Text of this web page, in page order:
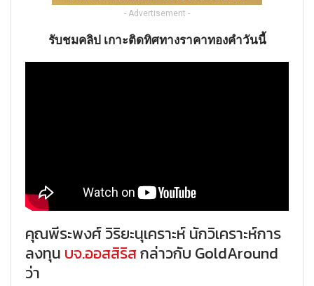
- Advertisement -
รับชมคลิป เกาะติดทิศทางราคาทองคำวันนี้
คุณพีระพงศ์ วิริยะนุเคราะห์ นักวิเคราะห์การ
ลงทุน บจ.ออสสิริสกล่าวกับ GoldAround
ว่า